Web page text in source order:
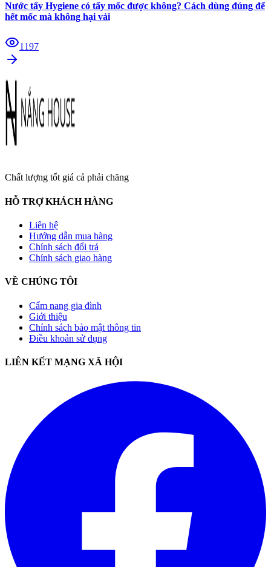
Nước tẩy Hygiene có tẩy mốc được không? Cách dùng đúng để
hết mốc mà không hại vải
1197
Chất lượng tốt giá cả phải chăng
HỖ TRỢ KHÁCH HÀNG
Liên hệ
Hướng dẫn mua hàng
Chính sách đổi trả
Chính sách giao hàng
VỀ CHÚNG TÔI
Cẩm nang gia đình
Giới thiệu
Chính sách bảo mật thông tin
Điều khoản sử dụng
LIÊN KẾT MẠNG XÃ HỘI